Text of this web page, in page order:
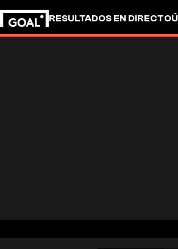
RESULTADOS EN DIRECTO